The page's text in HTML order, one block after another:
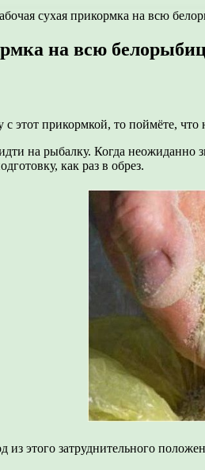
сухая прикормка на всю
на всю
этот прикормкой, то поймёте,
на рыбалку. Когда неожиданно
как раз в обрез.
из этого затруднительного